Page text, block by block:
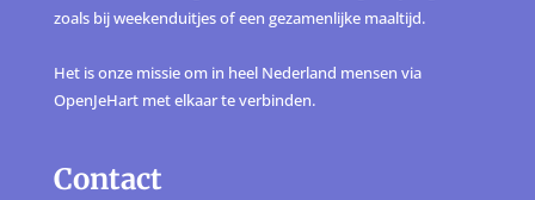
zoals bij weekenduitjes of een gezamenlijke maaltijd.
Het is onze missie om in heel Nederland mensen via
OpenJeHart met elkaar te verbinden.
Contact